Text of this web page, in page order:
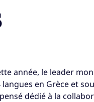
année, le leader
langues en Grèce et
dédié à la